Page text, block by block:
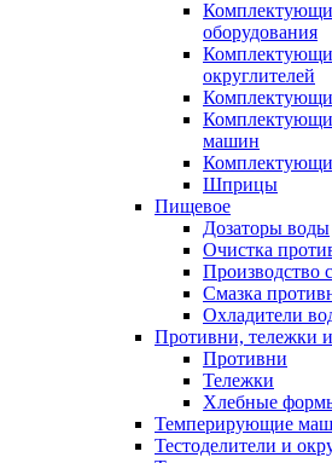
оборудования
округлителей
машин
Шприцы
Пищевое
Дозаторы воды
Очистка
Производство
Смазка
Охладители
Противни, тележки
Противни
Тележки
Хлебные
Темперирующие
Тестоделители и